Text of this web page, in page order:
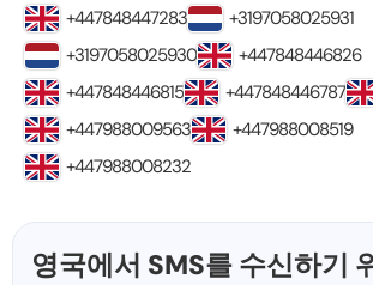
+447848447283
+3197058025931
+3197058025930
+447848446826
+447848446815
+447848446787
+447988009563
+447988008519
+447988008232
영국에서 SMS를 수신하기